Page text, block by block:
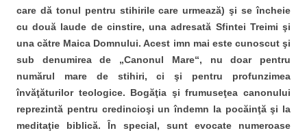
care dă tonul pentru stihirile care urmează) şi se încheie
cu două laude de cinstire, una adresată Sfintei Treimi şi
una către Maica Domnului. Acest imn mai este cunoscut şi
sub denumirea de „Canonul Mare“, nu doar pentru
numărul mare de stihiri, ci şi pentru profunzimea
învăţăturilor teologice. Bogăţia şi frumuseţea canonului
reprezintă pentru credincioşi un îndemn la pocăinţă şi la
meditaţie biblică. În special, sunt evocate numeroase